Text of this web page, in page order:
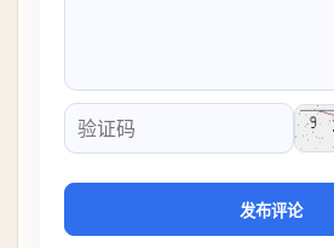
验证码
发布评论